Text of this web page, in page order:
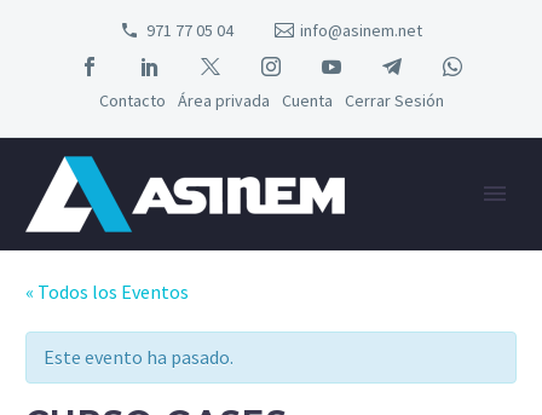
971 77 05 04 info@asinem.net
Contacto Área privada Cuenta Cerrar Sesión
« Todos los Eventos
Este evento ha pasado.